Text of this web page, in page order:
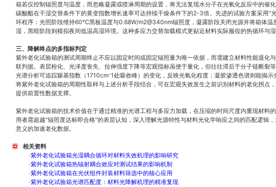
箱若仅控制辐照度与温度，而忽略凝露或喷淋周期的设置，将无法复现水分子在光氧化反应中的
碳酸酯在干湿交替条件下的黄变指数增长速率可达持续干燥条件下的2-3倍。先进的试验方案采用"
环程序：光照阶段维持60℃黑板温度与0.68W/m2@340nm辐照度，凝露阶段关闭光源并将箱体
湿，黑暗阶段则模拟夜间低温高湿环境。这种多应力交替加载模式更贴近材料实际服役的热循环与湿
三、降解终点的多指标判定
紫外老化试验箱的测试周期终止不应以固定时间或固定辐照量为唯一依据，而需建立材料性能退化
联判据。表层粉化、光泽度丧失、拉伸强度下降等宏观指标虽便于量化，但往往滞后于分子链断裂
光谱分析可追踪羰基指数（1710cm⁻1处吸收峰）的变化，反映光氧化程度；凝胶渗透色谱则能揭示
将紫外老化试验箱的周期性取样与上述分析手段结合，可在宏观失效发生之前识别材料的老化拐点
提供前置性数据支撑。
紫外老化试验箱的技术价值在于通过精准的光谱工程与多应力加载，在压缩的时间尺度内重现材料
用者需超越"辐照度达标即合格"的表层认知，深入理解光源特性与材料光化学响应之间的匹配逻辑
意义的加速老化数据。
相关资料
·紫外老化试验箱光湿耦合循环对材料失效机理的影响研究
·紫外老化试验箱热辐射耦合效应对测试结果的影响机制
·紫外老化试验箱在光伏组件封装材料筛选中的核心应用
·紫外老化试验箱光谱匹配度：材料光降解机理的精准复现